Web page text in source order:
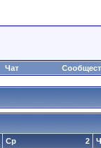
Чат
2
Ср